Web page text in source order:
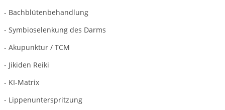
- Bachblütenbehandlung
- Symbioselenkung des Darms
- Akupunktur / TCM
- Jikiden Reiki
- KI-Matrix
- Lippenunterspritzung